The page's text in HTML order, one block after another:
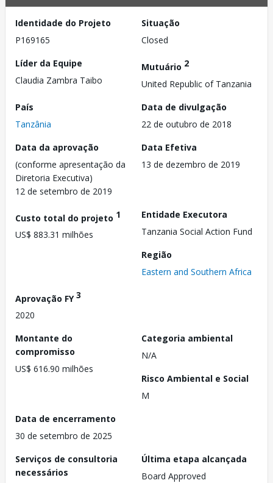
Identidade do Projeto
P169165
Situação
Closed
Líder da Equipe
Claudia Zambra Taibo
Mutuário 2
United Republic of Tanzania
País
Tanzânia
Data de divulgação
22 de outubro de 2018
Data da aprovação
(conforme apresentação da
Diretoria Executiva)
12 de setembro de 2019
Data Efetiva
13 de dezembro de 2019
Custo total do projeto 1
US$ 883.31 milhões
Entidade Executora
Tanzania Social Action Fund
Região
Eastern and Southern Africa
Aprovação FY3
2020
Montante do
compromisso
US$ 616.90 milhões
Categoria ambiental
N/A
Risco Ambiental e Social
M
Data de encerramento
30 de setembro de 2025
Serviços de consultoria
necessários
Última etapa alcançada
Board Approved